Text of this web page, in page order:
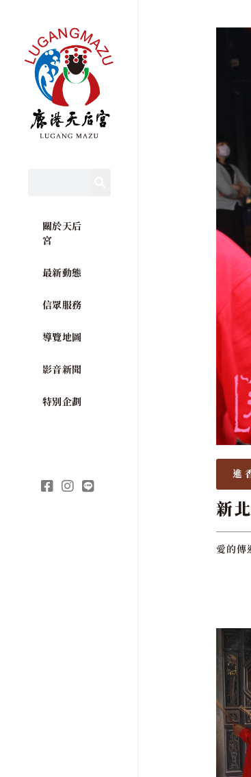
關於天后
宮
最新動態
信眾服務
導覽地圖
影音新聞
特別企劃
進
新
愛的傳